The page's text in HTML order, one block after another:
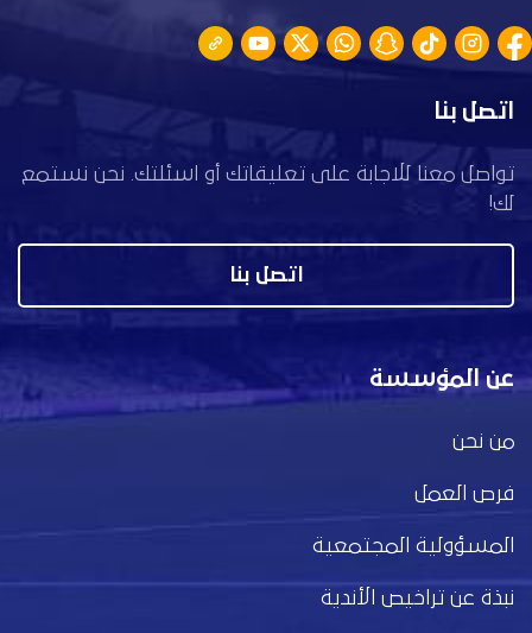
اتصل بنا
تواصل معنا للاجابة على تعليقاتك أو اسئلتك. نحن نستمع
لك!
اتصل بنا
عن المؤسسة
من نحن
فرص العمل
المسؤولية المجتمعية
نبذة عن تراخيص الأندية